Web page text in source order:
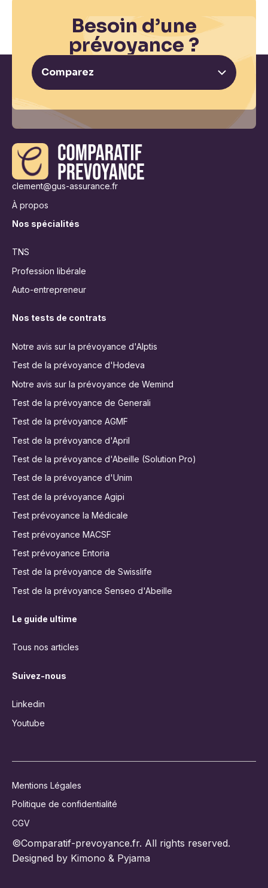
Besoin d’une
prévoyance ?
Comparez
clement@gus-assurance.fr
À propos
Nos spécialités
TNS
Profession libérale
Auto-entrepreneur
Nos tests de contrats
Notre avis sur la prévoyance d'Alptis
Test de la prévoyance d'Hodeva
Notre avis sur la prévoyance de Wemind
Test de la prévoyance de Generali
Test de la prévoyance AGMF
Test de la prévoyance d'April
Test de la prévoyance d'Abeille (Solution Pro)
Test de la prévoyance d'Unim
Test de la prévoyance Agipi
Test prévoyance la Médicale
Test prévoyance MACSF
Test prévoyance Entoria
Test de la prévoyance de Swisslife
Test de la prévoyance Senseo d'Abeille
Le guide ultime
Tous nos articles
Suivez-nous
Linkedin
Youtube
Mentions Légales
Politique de confidentialité
CGV
©Comparatif-prevoyance.fr. All rights reserved.
Designed by Kimono & Pyjama